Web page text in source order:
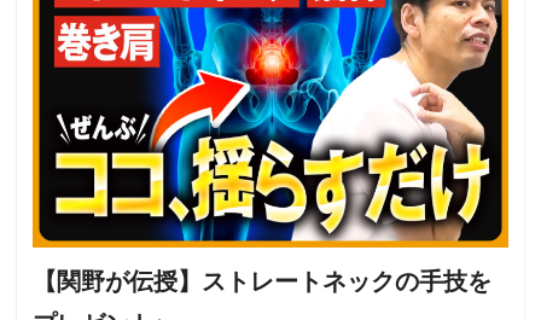
【関野が伝授】ストレートネックの手技を